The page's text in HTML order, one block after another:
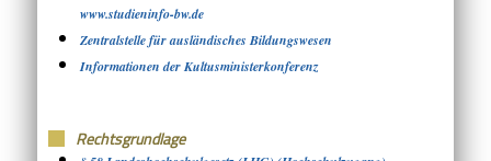
www.studieninfo-bw.de
Zentralstelle für ausländisches Bildungswesen
Informationen der Kultusministerkonferenz
Rechtsgrundlage